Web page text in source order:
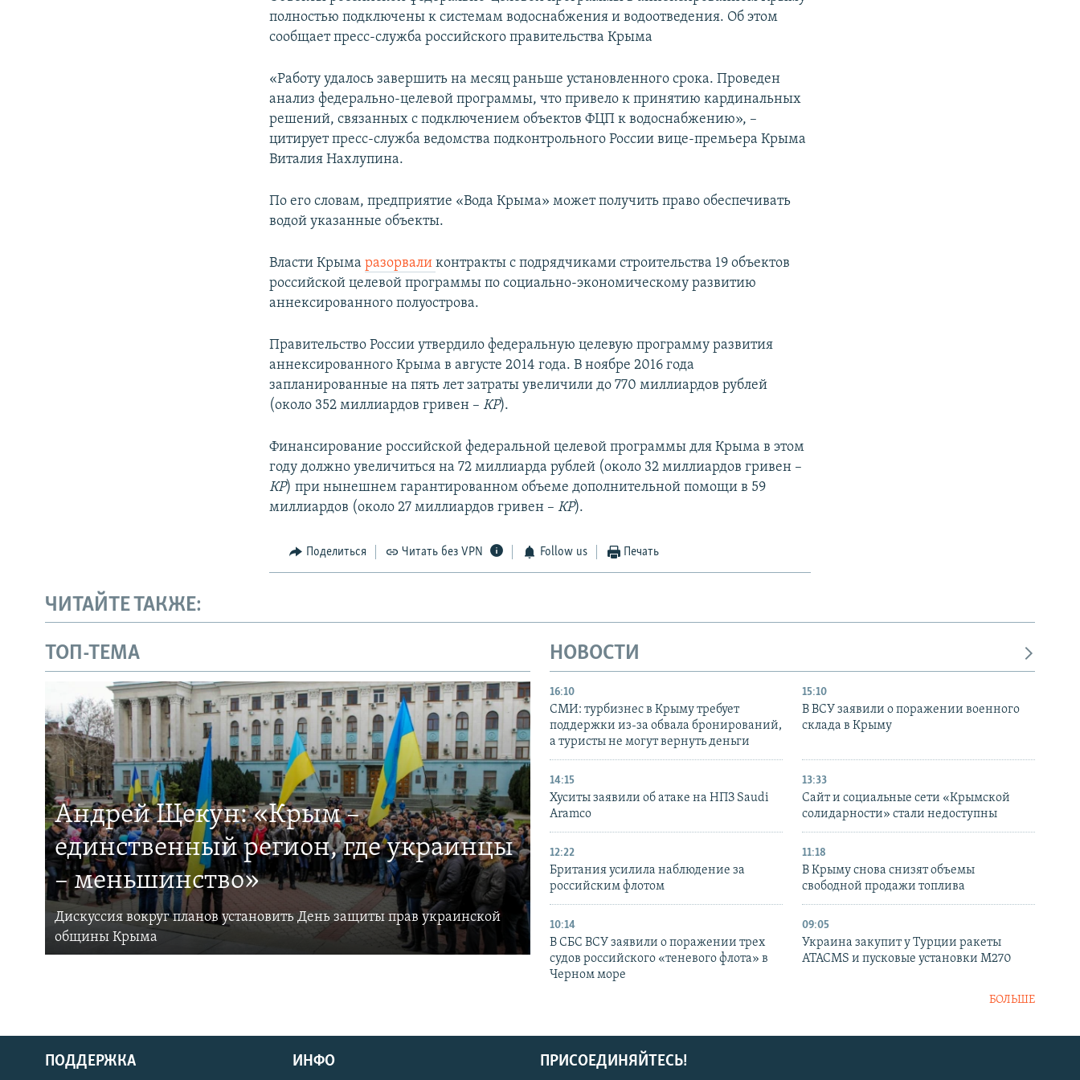
полностью подключены к системам водоснабжения и водоотведения. Об этом
сообщает пресс-служба российского правительства Крыма
«Работу удалось завершить на месяц раньше установленного срока. Проведен
анализ федерально-целевой программы, что привело к принятию кардинальных
решений, связанных с подключением объектов ФЦП к водоснабжению», –
цитирует пресс-служба ведомства подконтрольного России вице-премьера Крыма
Виталия Нахлупина.
По его словам, предприятие «Вода Крыма» может получить право обеспечивать
водой указанные объекты.
Власти Крымаразорваликонтракты с подрядчиками строительства 19 объектов
российской целевой программы по социально-экономическому развитию
аннексированного полуострова.
Правительство России утвердило федеральную целевую программу развития
аннексированного Крыма в августе 2014 года. В ноябре 2016 года
запланированные на пять лет затраты увеличили до 770 миллиардов рублей
(около 352 миллиардов гривен –КР).
Финансирование российской федеральной целевой программы для Крыма в этом
году должно увеличиться на 72 миллиарда рублей (около 32 миллиардов гривен –
КР) при нынешнем гарантированном объеме дополнительной помощи в 59
миллиардов (около 27 миллиардов гривен –КР).
Поделиться Читать без VPN Follow us Печать
ЧИТАЙТЕ ТАКЖЕ:
ТОП-ТЕМА
Андрей Щекун: «Крым –
единственный регион, где украинцы
– меньшинство»
Дискуссия вокруг планов установить День защиты прав украинской
общины Крыма
НОВОСТИ
16:10
СМИ: турбизнес в Крыму требует
поддержки из-за обвала бронирований,
а туристы не могут вернуть деньги
15:10
В ВСУ заявили о поражении военного
склада в Крыму
14:15
Хуситы заявили об атаке на НПЗ Saudi
Aramco
13:33
Сайт и социальные сети «Крымской
солидарности» стали недоступны
12:22
Британия усилила наблюдение за
российским флотом
11:18
В Крыму снова снизят объемы
свободной продажи топлива
10:14
В СБС ВСУ заявили о поражении трех
судов российского «теневого флота» в
Черном море
09:05
Украина закупит у Турции ракеты
ATACMS и пусковые установки M270
БОЛЬШЕ
ПРИСОЕДИНЯЙТЕСЬ!
ПОДДЕРЖКА ИНФО